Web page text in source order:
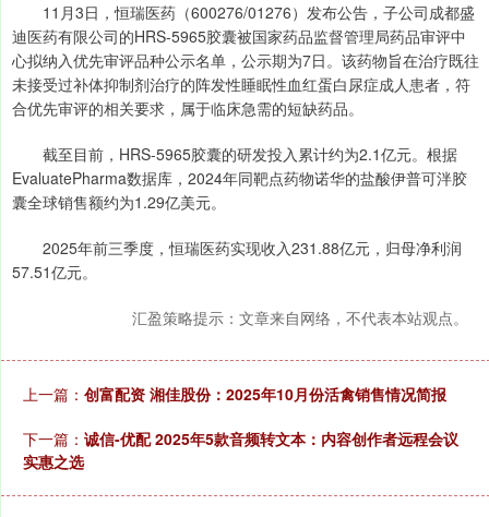
11月3日，恒瑞医药（600276/01276）发布公告，子公司成都盛
迪医药有限公司的HRS-5965胶囊被国家药品监督管理局药品审评中
心拟纳入优先审评品种公示名单，公示期为7日。该药物旨在治疗既往
未接受过补体抑制剂治疗的阵发性睡眠性血红蛋白尿症成人患者，符
合优先审评的相关要求，属于临床急需的短缺药品。
截至目前，HRS-5965胶囊的研发投入累计约为2.1亿元。根据
EvaluatePharma数据库，2024年同靶点药物诺华的盐酸伊普可泮胶
囊全球销售额约为1.29亿美元。
2025年前三季度，恒瑞医药实现收入231.88亿元，归母净利润
57.51亿元。
汇盈策略提示：文章来自网络，不代表本站观点。
上一篇： 创富配资 湘佳股份：2025年10月份活禽销售情况简报
下一篇： 诚信-优配 2025年5款音频转文本：内容创作者远程会议
实惠之选